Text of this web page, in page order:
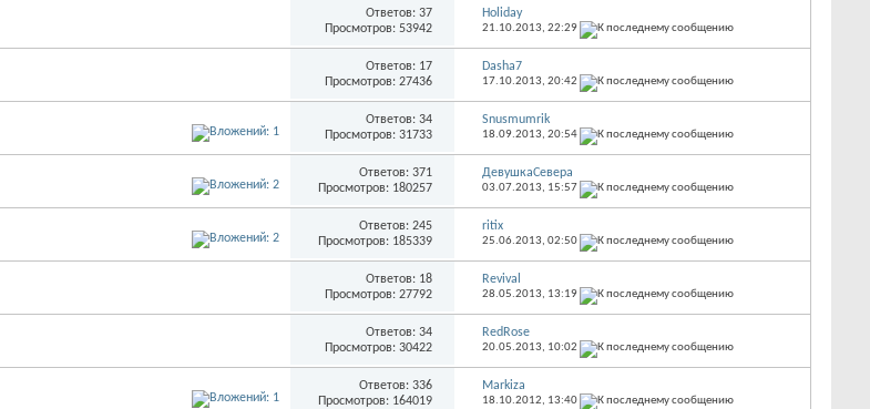
Ответов: 37
Просмотров: 53942
Holiday
21.10.2013, 22:29
Ответов: 17
Просмотров: 27436
Dasha7
17.10.2013, 20:42
Ответов: 34
Просмотров: 31733
Snusmumrik
18.09.2013, 20:54
Ответов: 371
Просмотров: 180257
ДевушкаСевера
03.07.2013, 15:57
Ответов: 245
Просмотров: 185339
ritix
25.06.2013, 02:50
Ответов: 18
Просмотров: 27792
Revival
28.05.2013, 13:19
Ответов: 34
Просмотров: 30422
RedRose
20.05.2013, 10:02
Ответов: 336
Просмотров: 164019
Markiza
18.10.2012, 13:40